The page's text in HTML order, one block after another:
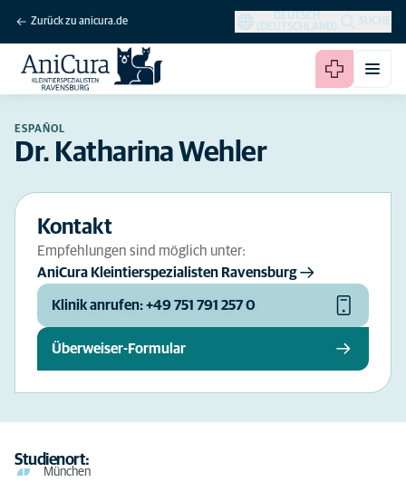
Zurück zu anicura.de
DEUTSCH
(DEUTSCHLAND)
SUCHE
ESPAÑOL
Dr. Katharina Wehler
Kontakt
Empfehlungen sind möglich unter:
AniCura Kleintierspezialisten Ravensburg
Klinik anrufen: +49 751 791 257 0
Überweiser-Formular
Studienort:
München